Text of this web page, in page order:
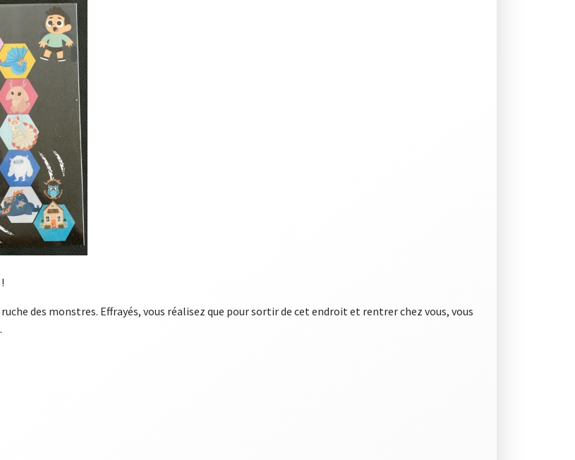
des monstres. Effrayés, vous réalisez que pour sortir de cet endroit et rentrer chez vous, vous